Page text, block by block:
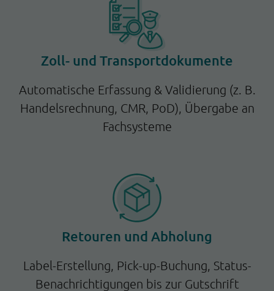
Zoll- und Transportdokumente
Automatische Erfassung & Validierung (z. B.
Handelsrechnung, CMR, PoD), Übergabe an
Fachsysteme
Retouren und Abholung
Label-Erstellung, Pick-up-Buchung, Status-
Benachrichtigungen bis zur Gutschrift